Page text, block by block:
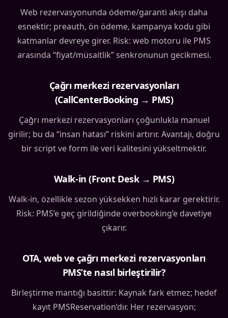
Web rezervasyonunda ödeme/garanti akışı daha
esnektir; preauth, ön ödeme, kampanya kodu gibi
katmanlar devreye girer. Risk: web motoru ile PMS
arasında “fiyat/müsaitlik” senkronunun gecikmesi.
Çağrı merkezi rezervasyonları
(CallCenterBooking → PMS)
Çağrı merkezi rezervasyonları çoğunlukla manuel
girilir; bu da “insan hatası” riskini artırır. Avantajı, doğru
bir script ve form ile veri kalitesini yükseltmektir.
Walk-in (Front Desk → PMS)
Walk-in, özellikle sezon yüksekken hızlı karar gerektirir.
Risk: PMS’e geç girildiğinde overbooking’e davetiye
çıkarır.
OTA, web ve çağrı merkezi rezervasyonları
PMS’te nasıl birleştirilir?
Birleştirme mantığı basittir: Kaynak fark etmez; hedef
kayıt PMSReservation’dır. Her rezervasyon;